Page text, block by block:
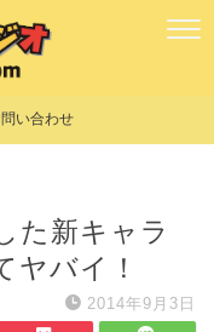
い合わせ
た新キャラ
ヤバイ！
2014年9月3日